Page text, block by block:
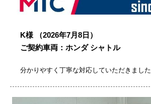
K様
（2026年7月8日）
ご契約車両：ホンダ シャトル
分かりやすく丁寧な対応していただきました